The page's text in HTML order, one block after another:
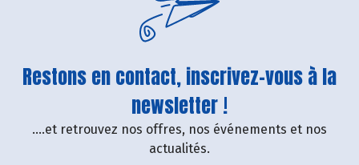
Restons en contact, inscrivez-vous à la
newsletter !
....et retrouvez nos offres, nos événements et nos
actualités.